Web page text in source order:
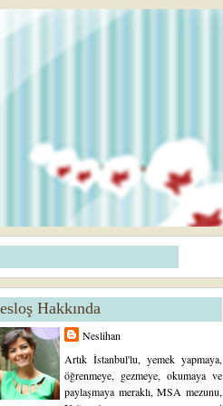
Hakkında
Neslihan
Artık İstanbul'lu, yemek yapmaya,
öğrenmeye, gezmeye, okumaya ve
paylaşmaya meraklı, MSA mezunu,